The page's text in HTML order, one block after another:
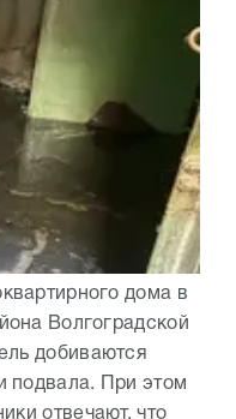
дома в
Волгоградской
добиваются
подвала. При этом
отвечают, что